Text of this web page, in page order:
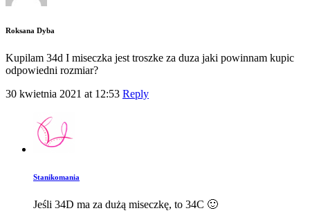
Roksana Dyba
Kupilam 34d I miseczka jest troszke za duza jaki powinnam kupic
odpowiedni rozmiar?
30 kwietnia 2021 at 12:53 Reply
Stanikomania
Jeśli 34D ma za dużą miseczkę, to 34C 🙂